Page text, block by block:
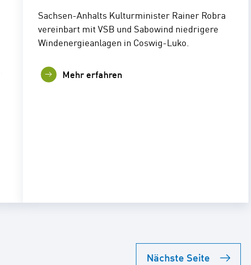
Sachsen-Anhalts Kulturminister Rainer Robra
vereinbart mit VSB und Sabowind niedrigere
Windenergieanlagen in Coswig-Luko.
Mehr erfahren
Nächste Seite